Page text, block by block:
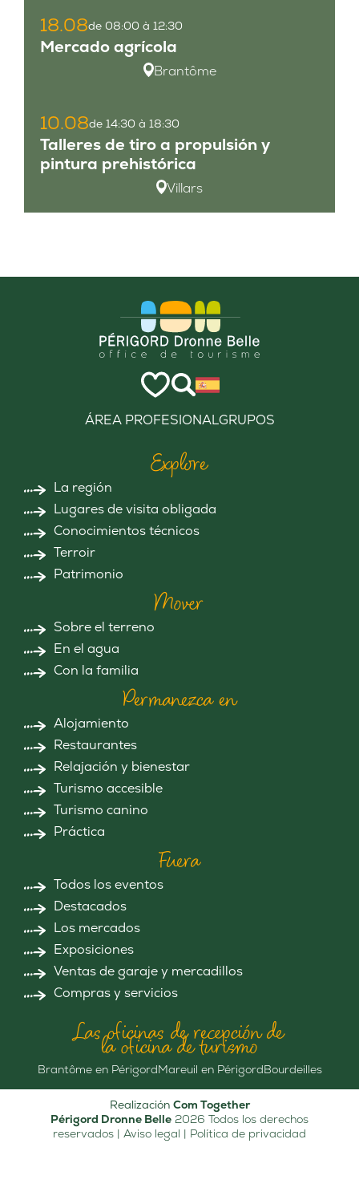
18.08de 08:00 à 12:30
Mercado agrícola
Brantôme
10.08de 14:30 à 18:30
Talleres de tiro a propulsión y
pintura prehistórica
Villars
ÁREA PROFESIONALGRUPOS
Explore
La región
Lugares de visita obligada
Conocimientos técnicos
Terroir
Patrimonio
Mover
Sobre el terreno
En el agua
Con la familia
Permanezca en
Alojamiento
Restaurantes
Relajación y bienestar
Turismo accesible
Turismo canino
Práctica
Fuera
Todos los eventos
Destacados
Los mercados
Exposiciones
Ventas de garaje y mercadillos
Compras y servicios
Las oficinas de recepción de
la oficina de turismo
Brantôme en PérigordMareuil en PérigordBourdeilles
Realización Com Together
Périgord Dronne Belle 2026 Todos los derechos
reservados | Aviso legal | Política de privacidad